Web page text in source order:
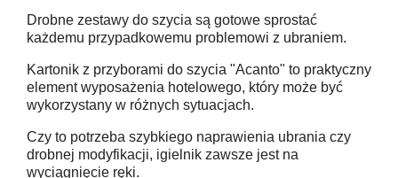
Drobne zestawy do szycia są gotowe sprostać
każdemu przypadkowemu problemowi z ubraniem.
Kartonik z przyborami do szycia "Acanto" to praktyczny
element wyposażenia hotelowego, który może być
wykorzystany w różnych sytuacjach.
Czy to potrzeba szybkiego naprawienia ubrania czy
drobnej modyfikacji, igielnik zawsze jest na
wyciągnięcie ręki.